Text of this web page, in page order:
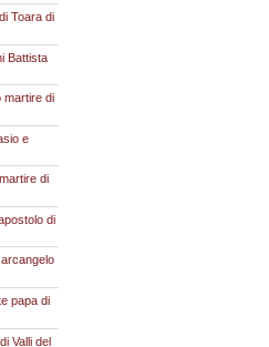
Toara di
Battista
martire di
e
di
di
papa di
Valli del